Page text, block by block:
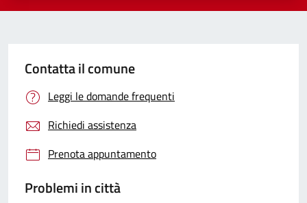
Contatta il comune
Leggi le domande frequenti
Richiedi assistenza
Prenota appuntamento
Problemi in città